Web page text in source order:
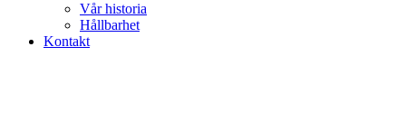
Vår historia
Hållbarhet
Kontakt